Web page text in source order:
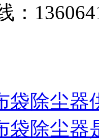
：
袋除尘器
袋除尘器